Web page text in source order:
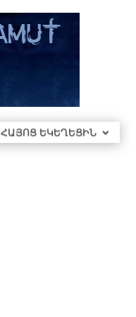
ՀԱՅՈՑ ԵԿԵՂԵՑԻՆ